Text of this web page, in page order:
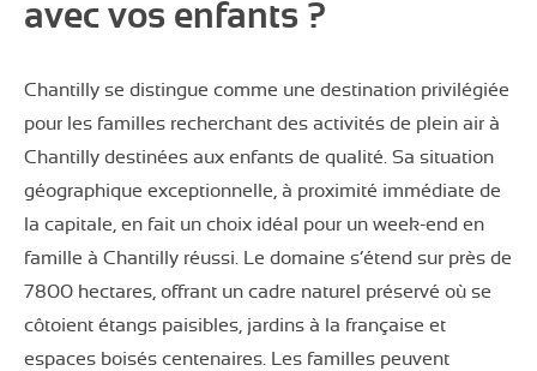
avec vos enfants ?
Chantilly se distingue comme une destination privilégiée
pour les familles recherchant des activités de plein air à
Chantilly destinées aux enfants de qualité. Sa situation
géographique exceptionnelle, à proximité immédiate de
la capitale, en fait un choix idéal pour un week-end en
famille à Chantilly réussi. Le domaine s’étend sur près de
7800 hectares, offrant un cadre naturel préservé où se
côtoient étangs paisibles, jardins à la française et
espaces boisés centenaires. Les familles peuvent